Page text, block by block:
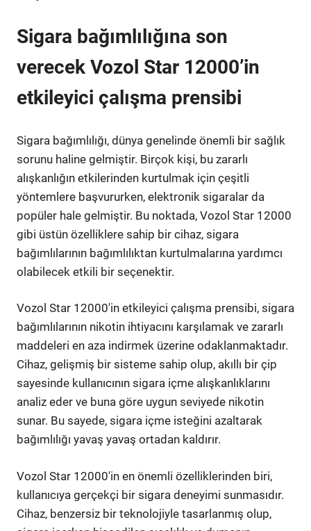
Sigara bağımlılığına son
verecek Vozol Star 12000’in
etkileyici çalışma prensibi
Sigara bağımlılığı, dünya genelinde önemli bir sağlık
sorunu haline gelmiştir. Birçok kişi, bu zararlı
alışkanlığın etkilerinden kurtulmak için çeşitli
yöntemlere başvururken, elektronik sigaralar da
popüler hale gelmiştir. Bu noktada, Vozol Star 12000
gibi üstün özelliklere sahip bir cihaz, sigara
bağımlılarının bağımlılıktan kurtulmalarına yardımcı
olabilecek etkili bir seçenektir.
Vozol Star 12000'in etkileyici çalışma prensibi, sigara
bağımlılarının nikotin ihtiyacını karşılamak ve zararlı
maddeleri en aza indirmek üzerine odaklanmaktadır.
Cihaz, gelişmiş bir sisteme sahip olup, akıllı bir çip
sayesinde kullanıcının sigara içme alışkanlıklarını
analiz eder ve buna göre uygun seviyede nikotin
sunar. Bu sayede, sigara içme isteğini azaltarak
bağımlılığı yavaş yavaş ortadan kaldırır.
Vozol Star 12000'in en önemli özelliklerinden biri,
kullanıcıya gerçekçi bir sigara deneyimi sunmasıdır.
Cihaz, benzersiz bir teknolojiyle tasarlanmış olup,